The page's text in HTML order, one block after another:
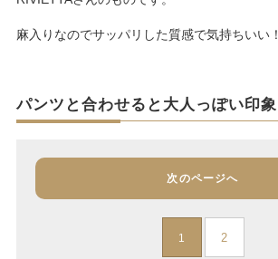
麻入りなのでサッパリした質感で気持ちいい！
パンツと合わせると大人っぽい印象
次のページへ
1 2